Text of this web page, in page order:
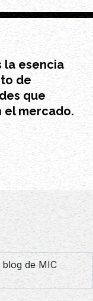
la esencia
de
que
el mercado.
de MIC